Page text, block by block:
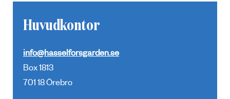
Huvudkontor
info@hasselforsgarden.se
Box 1813
701 18 Örebro